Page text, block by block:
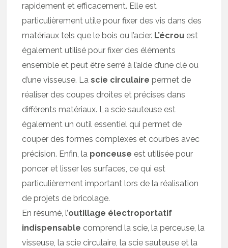
rapidement et efficacement. Elle est
particulièrement utile pour fixer des vis dans des
matériaux tels que le bois ou l’acier. L’écrou est
également utilisé pour fixer des éléments
ensemble et peut être serré à l’aide d’une clé ou
d’une visseuse. Lascie circulaire permet de
réaliser des coupes droites et précises dans
différents matériaux. La scie sauteuse est
également un outil essentiel qui permet de
couper des formes complexes et courbes avec
précision. Enfin, la ponceuse est utilisée pour
poncer et lisser les surfaces, ce qui est
particulièrement important lors de la réalisation
de projets de bricolage.
En résumé, l’outillage électroportatif
indispensable comprend la scie, la perceuse, la
visseuse, la scie circulaire, la scie sauteuse et la